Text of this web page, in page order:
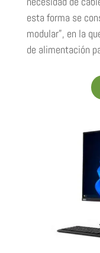
esta forma se
modular”, en la
de alimentación